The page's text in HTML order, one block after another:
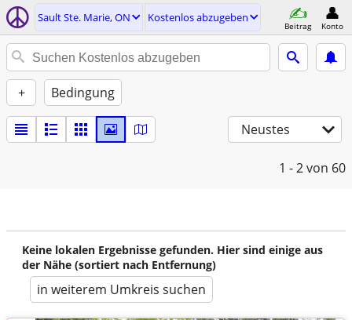
Sault Ste. Marie, ON Kostenlos abzugeben
Beitrag Konto
+ Bedingung
Neustes
1 - 2von 60
Keine lokalen Ergebnisse gefunden. Hier sind einige aus
der Nähe (sortiert nach Entfernung)
in weiterem Umkreis suchen